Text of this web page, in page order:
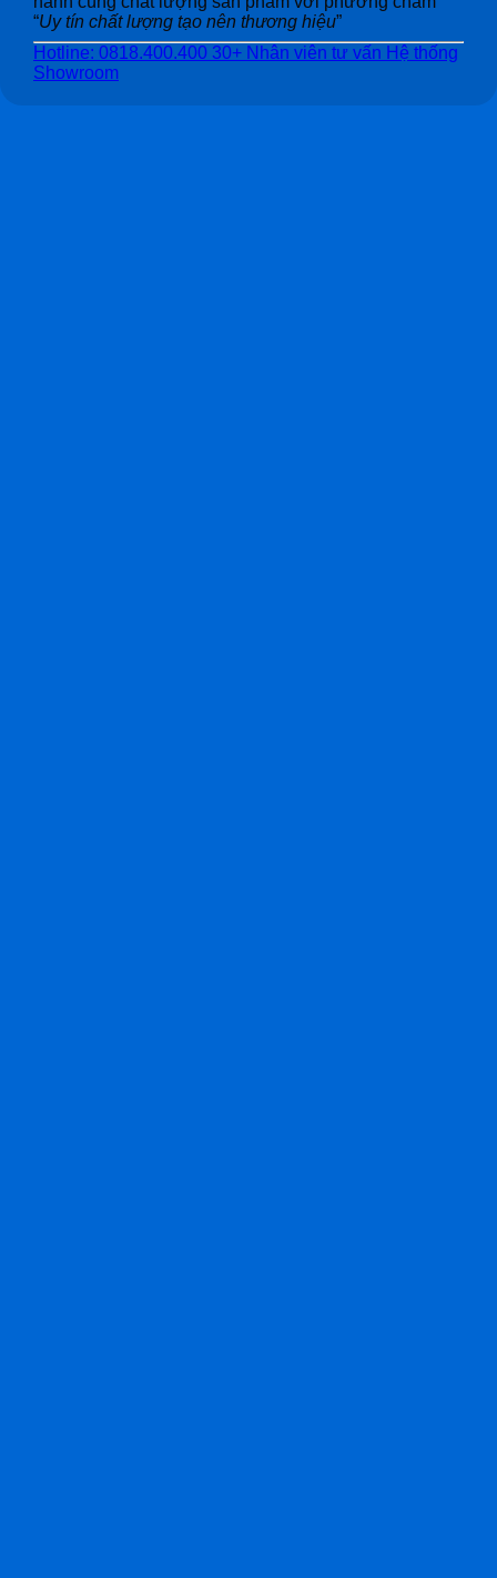
“Uy tín chất lượng tạo nên thương hiệu”
Hotline: 0818.400.400 30+ Nhân viên tư vấn Hệ thống
Showroom